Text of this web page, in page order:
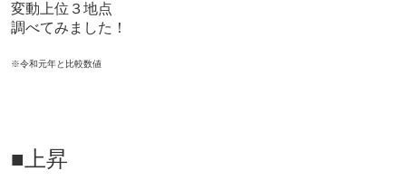
変動上位３地点
調べてみました！
※令和元年と比較数値
■上昇